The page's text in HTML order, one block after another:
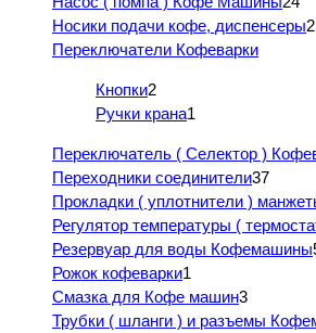
Носики подачи кофе, диспенсеры2
Переключатели Кофеварки
Кнопки2
Ручки крана1
Переключатель ( Селектор )
Переходники соединители37
Прокладки ( уплотнители )
Регулятор температуры (
Резервуар для воды Кофемашины
Рожок кофеварки1
Смазка для Кофе машин3
Трубки ( шланги ) и разъемы